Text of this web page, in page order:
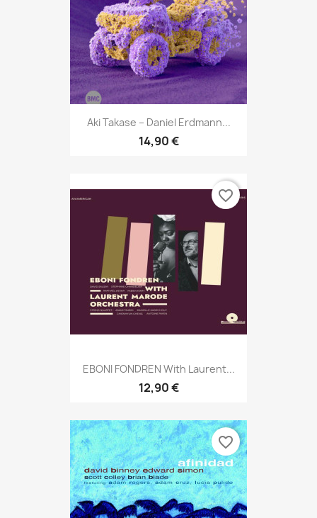
Aki Takase – Daniel Erdmann...
14,90 €
EBONI FONDREN With Laurent...
12,90 €
favorite_border
favorite_border